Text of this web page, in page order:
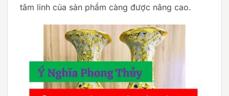
tâm linh của sản phẩm càng được nâng cao.